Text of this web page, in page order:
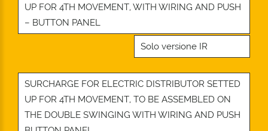
UP FOR 4TH MOVEMENT, WITH WIRING AND PUSH
– BUTTON PANEL
Solo versione IR
SURCHARGE FOR ELECTRIC DISTRIBUTOR SETTED
UP FOR 4TH MOVEMENT, TO BE ASSEMBLED ON
THE DOUBLE SWINGING WITH WIRING AND PUSH